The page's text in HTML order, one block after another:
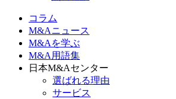
コラム
M&Aニュース
M&Aを学ぶ
M&A用語集
日本M&Aセンター
選ばれる理由
サービス